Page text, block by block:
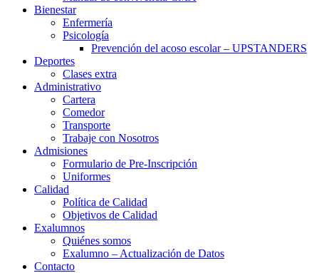
Bienestar
Enfermería
Psicología
Prevención del acoso escolar – UPSTANDERS
Deportes
Clases extra
Administrativo
Cartera
Comedor
Transporte
Trabaje con Nosotros
Admisiones
Formulario de Pre-Inscripción
Uniformes
Calidad
Política de Calidad
Objetivos de Calidad
Exalumnos
Quiénes somos
Exalumno – Actualización de Datos
Contacto